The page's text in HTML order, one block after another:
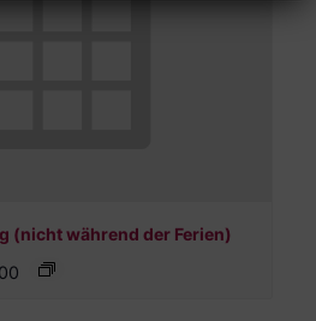
(nicht während der Ferien)